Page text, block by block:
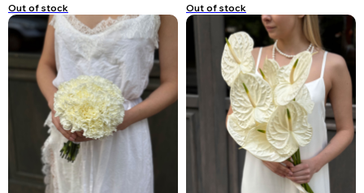
Out of stock Out of stock